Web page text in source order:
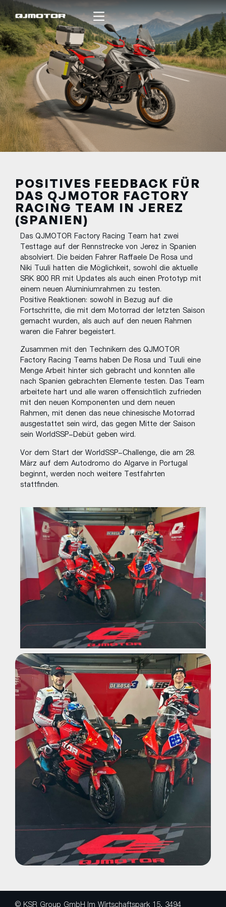
POSITIVES FEEDBACK FÜR
DAS QJMOTOR FACTORY
RACING TEAM IN JEREZ
(SPANIEN)
Das QJMOTOR Factory Racing Team hat zwei
Testtage auf der Rennstrecke von Jerez in Spanien
absolviert. Die beiden Fahrer Raffaele De Rosa und
Niki Tuuli hatten die Möglichkeit, sowohl die aktuelle
SRK 800 RR mit Updates als auch einen Prototyp mit
einem neuen Aluminiumrahmen zu testen.
Positive Reaktionen: sowohl in Bezug auf die
Fortschritte, die mit dem Motorrad der letzten Saison
gemacht wurden, als auch auf den neuen Rahmen
waren die Fahrer begeistert.
Zusammen mit den Technikern des QJMOTOR
Factory Racing Teams haben De Rosa und Tuuli eine
Menge Arbeit hinter sich gebracht und konnten alle
nach Spanien gebrachten Elemente testen. Das Team
arbeitete hart und alle waren offensichtlich zufrieden
mit den neuen Komponenten und dem neuen
Rahmen, mit denen das neue chinesische Motorrad
ausgestattet sein wird, das gegen Mitte der Saison
sein WorldSSP-Debüt geben wird.
Vor dem Start der WorldSSP-Challenge, die am 28.
März auf dem Autodromo do Algarve in Portugal
beginnt, werden noch weitere Testfahrten
stattfinden.
© KSR Group GmbH Im Wirtschaftspark 15, 3494